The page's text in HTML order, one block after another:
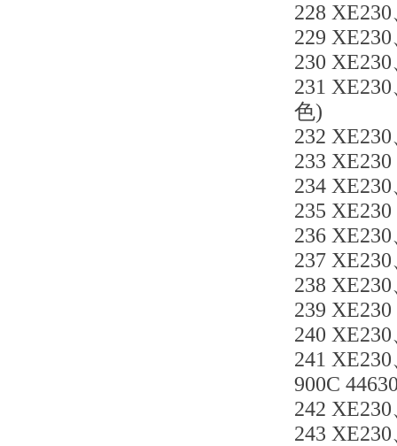
228
229
230
231
色)
232
233
234
235
236
237
238
239
240
241
900C
242
243